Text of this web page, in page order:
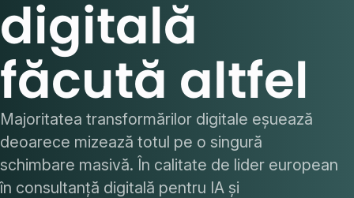
digitală
făcută altfel
Majoritatea transformărilor digitale eșuează
deoarece mizează totul pe o singură
schimbare masivă. În calitate de lider european
în consultanță digitală pentru IA și